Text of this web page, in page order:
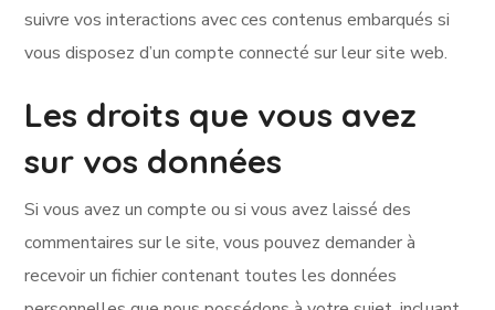
suivre vos interactions avec ces contenus embarqués si
vous disposez d’un compte connecté sur leur site web.
Les droits que vous avez
sur vos données
Si vous avez un compte ou si vous avez laissé des
commentaires sur le site, vous pouvez demander à
recevoir un fichier contenant toutes les données